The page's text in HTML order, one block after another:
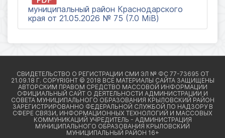
муниципальный район Краснодарского
края от 21.05.2026 № 75 (7.0 MiB)